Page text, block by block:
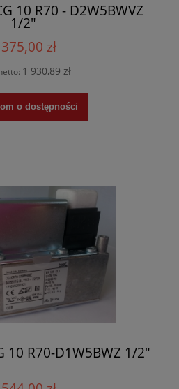
10 R70 - D2W5BWVZ
1/2"
zł
1 930,89 zł
o dostępności
10 R70-D1W5BWZ 1/2"